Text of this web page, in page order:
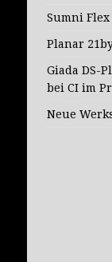
Sumni
Planar
Giada DS-
bei CI im
Neue